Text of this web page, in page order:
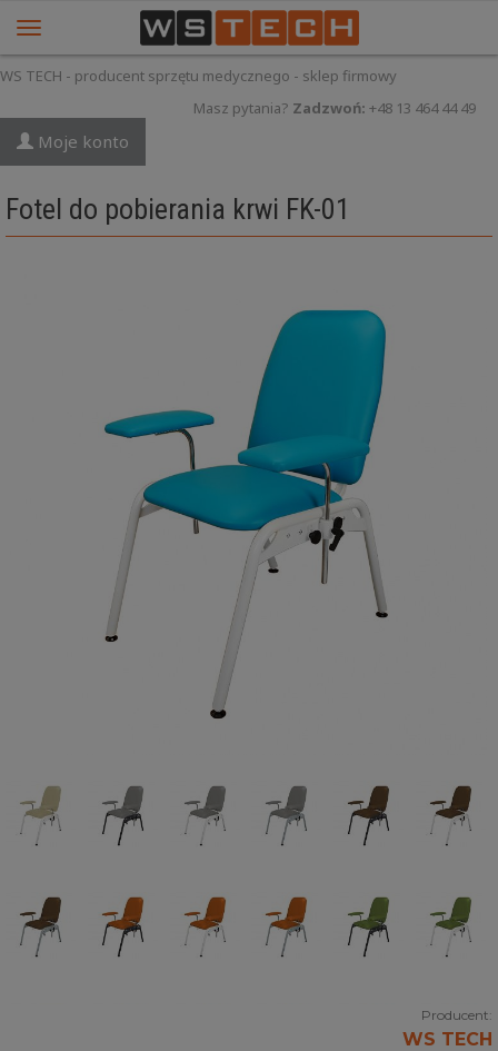
WS TECH - producent sprzętu medycznego - sklep firmowy
Masz pytania? Zadzwoń: +48 13 464 44 49
Moje konto
Fotel do pobierania krwi FK-01
Producent:
WS TECH